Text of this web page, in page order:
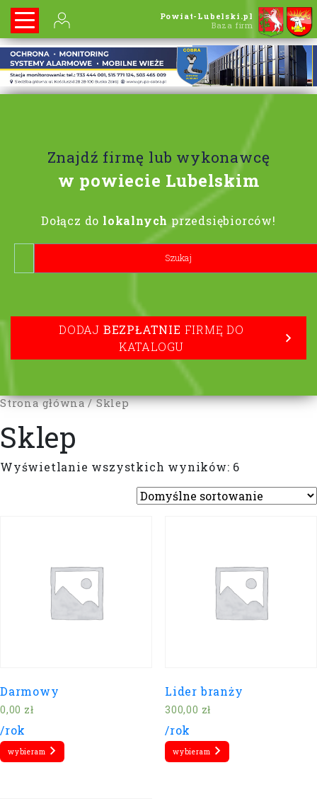
Powiat-Lubelski.pl
Baza firm
Znajdź firmę lub wykonawcę
w powiecie Lubelskim
Dołącz do lokalnych przedsiębiorców!
DODAJ BEZPŁATNIE FIRMĘ DO
KATALOGU
Strona główna/ Sklep
Sklep
Wyświetlanie wszystkich wyników: 6
Darmowy
0,00 zł
/rok
wybieram
Lider branży
300,00 zł
/rok
wybieram